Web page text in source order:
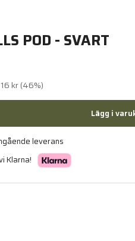
POD - SVART
16 kr(46%)
Lägg i
leverans
Klarna!